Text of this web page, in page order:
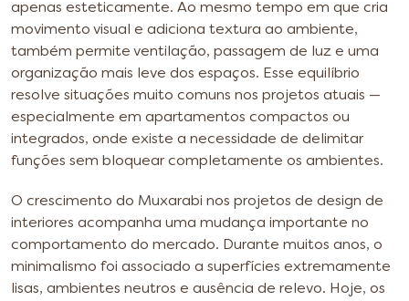
apenas esteticamente. Ao mesmo tempo em que cria
movimento visual e adiciona textura ao ambiente,
também permite ventilação, passagem de luz e uma
organização mais leve dos espaços. Esse equilíbrio
resolve situações muito comuns nos projetos atuais —
especialmente em apartamentos compactos ou
integrados, onde existe a necessidade de delimitar
funções sem bloquear completamente os ambientes.
O crescimento do Muxarabi nos projetos de design de
interiores acompanha uma mudança importante no
comportamento do mercado. Durante muitos anos, o
minimalismo foi associado a superfícies extremamente
lisas, ambientes neutros e ausência de relevo. Hoje, os